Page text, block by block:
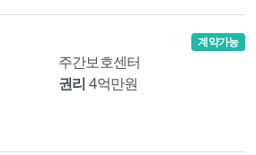
주간보호센터
권리 4억만원
계약가능